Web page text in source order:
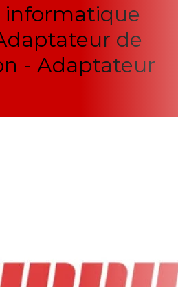
informatique
de
- Adaptateur